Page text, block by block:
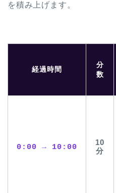
を積み上げます。
経過時間
分
数
0:00 → 10:00
10
分